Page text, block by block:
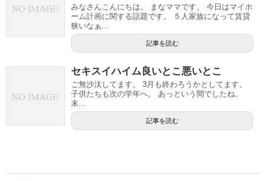
みなさんこんにちは。 まなママです。 今日はマイホ
ーム計画に関する話題です。 ５人家族になって賃貸
狭いなぁ...
記事を読む
セキスイハイム良いとこ悪いとこ
ご無沙汰してます。 3月も終わろうかとしてます。
子供たちも次の学年へ。 あっという間でしたね。
末...
記事を読む